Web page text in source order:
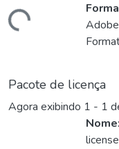
Pacote de licença
Agora exibindo 1 - 1
Nome: